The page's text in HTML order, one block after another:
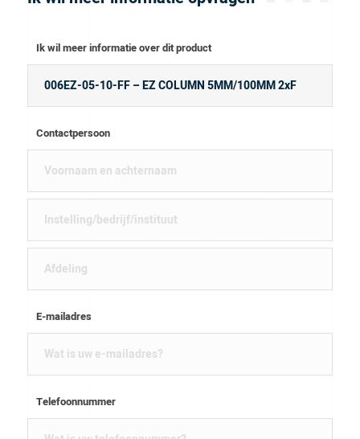
Ik wil meer informatie over dit product
Contactpersoon
E-mailadres
Telefoonnummer